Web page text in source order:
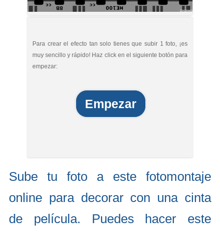
Para crear el efecto tan solo tienes que subir 1 foto, ¡es
muy sencillo y rápido! Haz click en el siguiente botón para
empezar:
Empezar
Sube tu foto a este fotomontaje
online para decorar con una cinta
de película. Puedes hacer este